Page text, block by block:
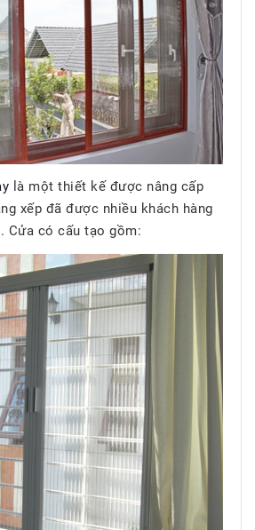
là một thiết kế được nâng cấp
xếp đã được nhiều khách hàng
Cửa có cấu tạo gồm: